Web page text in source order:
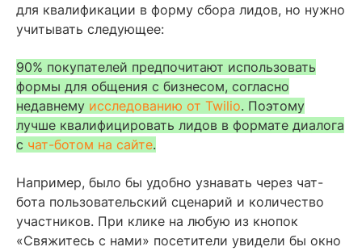
для квалификации в форму сбора лидов, но нужно
учитывать следующее:
90% покупателей предпочитают использовать
формы для общения с бизнесом, согласно
недавнему исследованию от Twilio. Поэтому
лучше квалифицировать лидов в формате диалога
с чат-ботом на сайте.
Например, было бы удобно узнавать через чат-
бота пользовательский сценарий и количество
участников. При клике на любую из кнопок
«Свяжитесь с нами» посетители увидели бы окно